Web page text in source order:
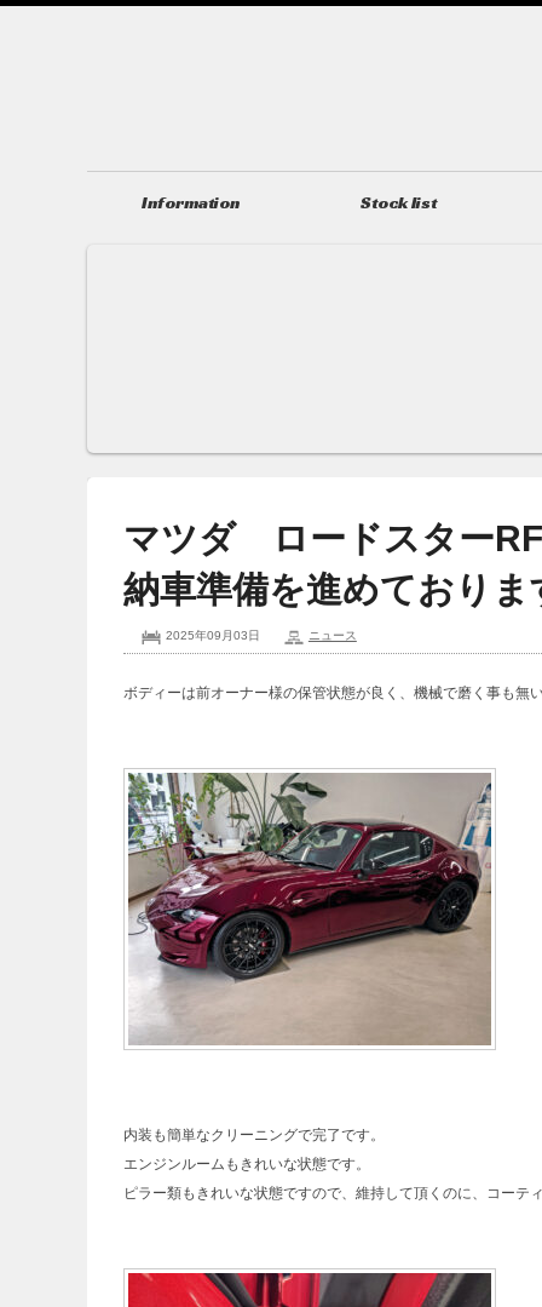
Information Stock list
マツダ ロードスター
納車準備を進めておりま
2025年09月03日 ニュース
ボディーは前オーナー様の保管状態が良く、機械で磨く事も無
内装も簡単なクリーニングで完了です。
エンジンルームもきれいな状態です。
ピラー類もきれいな状態ですので、維持して頂くのに、コーテ